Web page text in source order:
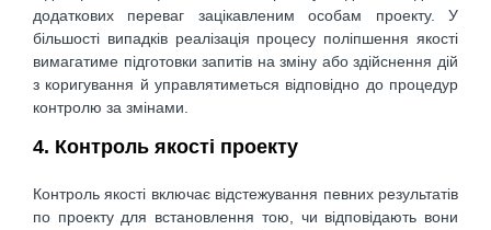
додаткових переваг зацікавленим особам проекту. У
більшості випадків реалізація процесу поліпшення якості
вимагатиме підготовки запитів на зміну або здійснення дій
з коригування й управлятиметься відповідно до процедур
контролю за змінами.
4. Контроль якості проекту
Контроль якості включає відстежування певних результатів
по проекту для встановлення тою, чи відповідають вони